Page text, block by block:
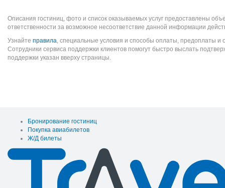
Описания гостиниц, фото и список оказываемых услуг предоставлены
ответственности за возможное несоответствие данной информации
Узнайте правила, специальные условия и способы оплаты, предоплаты и
Сотрудники сервиса поддержки клиентов помогут быстро выслать
поддержки указан вверху страницы.
Бронирование гостиниц
Покупка авиабилетов
Ж/Д билеты